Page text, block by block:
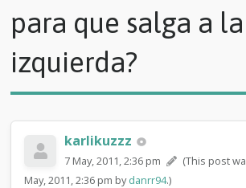
a
m
c
a
o
para que salga a la
izquierda?
karlikuzzz
7 May, 2011, 2:36 pm
(This post
May, 2011, 2:36 pm bydanrr94.)